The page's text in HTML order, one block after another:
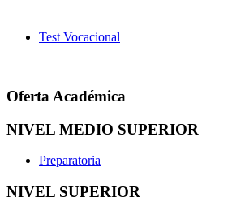
Test Vocacional
Oferta Académica
NIVEL MEDIO SUPERIOR
Preparatoria
NIVEL SUPERIOR